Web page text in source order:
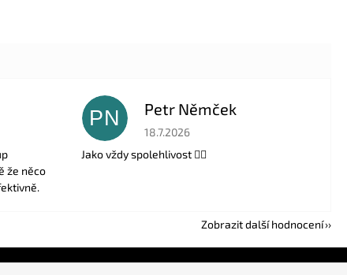
z 5 hvězdiček.
že něco
PN Petr Němček
Hodnocení obchodu je 5 z 5 hvězdiček.
18.7.2026
Jako vždy spolehlivost 👍🏻
Zobrazit další hodnocení